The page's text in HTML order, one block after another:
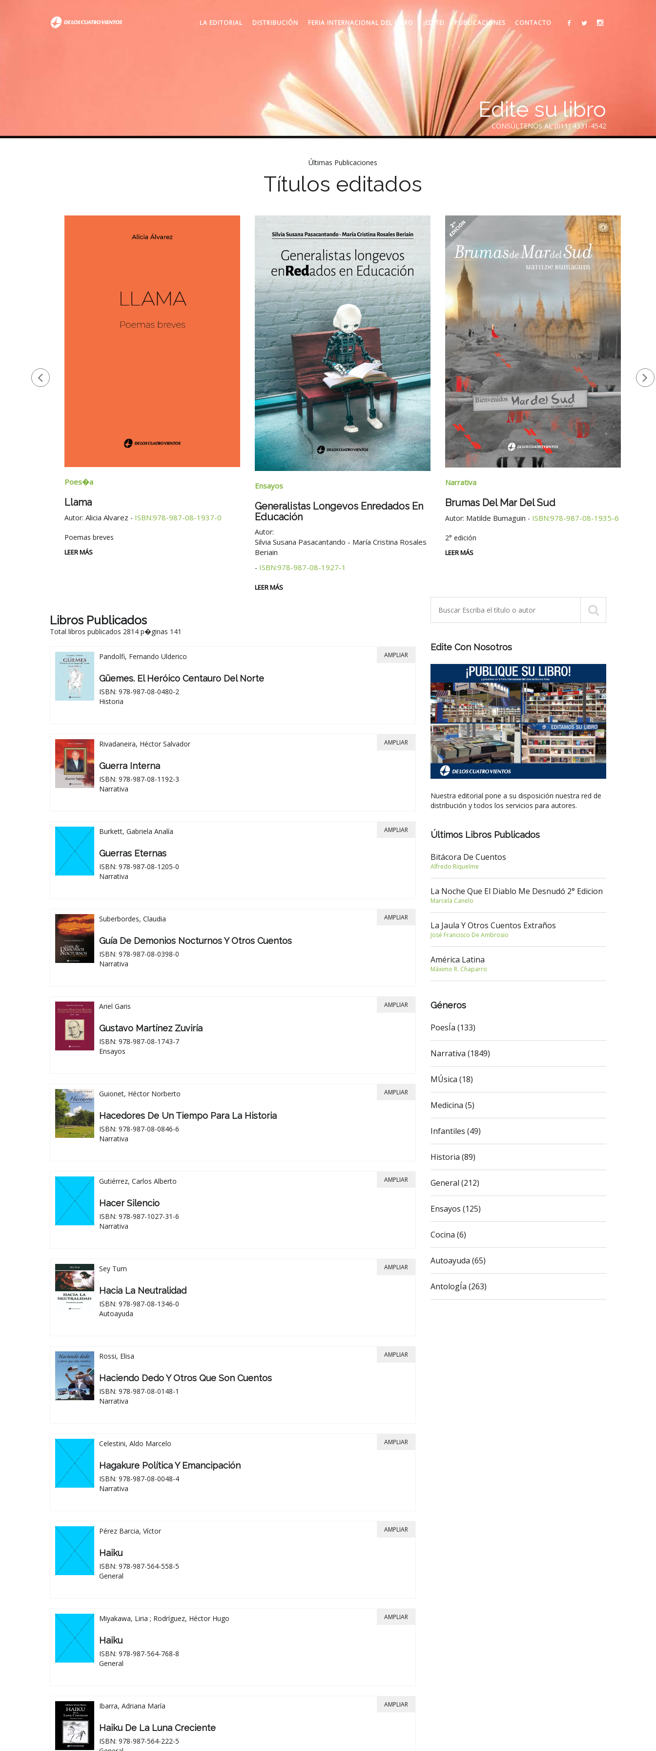
LA EDITORIAL DISTRIBUCIÓN FERIA INTERNACIONAL DEL LIBRO ¡EDITE! PUBLICACIONES CONTACTO
Edite su libro
CONSÚLTENOS AL (011) 4331-4542
Últimas Publicaciones
Títulos editados
Ensayos
Generalistas Longevos Enredados En
Educación
Silvia Susana Pasacantando - María Cristina Rosales
Beriain
Narrativa
Brumas Del Mar Del Sud
Autor:Matilde Bumaguin
2° edición
LEER MÁS
Narrativa
Tres Generaciones
Autor: Fabiana Skocaj ISBN:978-987-08-1934-9
LEER MÁS
Libros Publicados
Total libros publicados 2814 p�ginas 141
Pandolfi, Fernando Ulderico
Güemes. El Heróico Centauro Del Norte
ISBN: 978-987-08-0480-2
Historia
AMPLIAR
Rivadaneira, Héctor Salvador
Guerra Interna
ISBN: 978-987-08-1192-3
Narrativa
AMPLIAR
Burkett, Gabriela Analía
Guerras Eternas
ISBN: 978-987-08-1205-0
Narrativa
AMPLIAR
Suberbordes, Claudia
Guía De Demonios Nocturnos Y Otros Cuentos
ISBN: 978-987-08-0398-0
Narrativa
AMPLIAR
Ariel Garis
Gustavo Martínez Zuviría
ISBN: 978-987-08-1743-7
Ensayos
AMPLIAR
Guionet, Héctor Norberto
Hacedores De Un Tiempo Para La Historia
ISBN: 978-987-08-0846-6
Narrativa
AMPLIAR
Gutiérrez, Carlos Alberto
Hacer Silencio
ISBN: 978-987-1027-31-6
Narrativa
AMPLIAR
Sey Tum
Hacia La Neutralidad
ISBN: 978-987-08-1346-0
Autoayuda
AMPLIAR
Rossi, Elisa
Haciendo Dedo Y Otros Que Son Cuentos
ISBN: 978-987-08-0148-1
Narrativa
AMPLIAR
Celestini, Aldo Marcelo
Hagakure Política Y Emancipación
ISBN: 978-987-08-0048-4
Narrativa
AMPLIAR
Pérez Barcia, Víctor
Haiku
ISBN: 978-987-564-558-5
General
AMPLIAR
Miyakawa, Liria ; Rodríguez, Héctor Hugo
Haiku
ISBN: 978-987-564-768-8
General
AMPLIAR
Ibarra, Adriana María
Haiku De La Luna Creciente
ISBN: 978-987-564-222-5
AMPLIAR
Edite Con Nosotros
Nuestra editorial pone a su disposición nuestra red de
distribución y todos los servicios para autores.
Últimos Libros Publicados
Bitácora De Cuentos
Alfredo Riquelme
La Noche Que El Diablo Me Desnudó 2° Edicion
Marcela Canelo
La Jaula Y Otros Cuentos Extraños
José Francisco De Ambrosio
América Latina
Máximo R. Chaparro
Géneros
PoesÍa (133)
Narrativa (1849)
MÚsica (18)
Medicina (5)
Infantiles (49)
Historia (89)
General (212)
Ensayos (125)
Cocina (6)
Autoayuda (65)
AntologÍa (263)